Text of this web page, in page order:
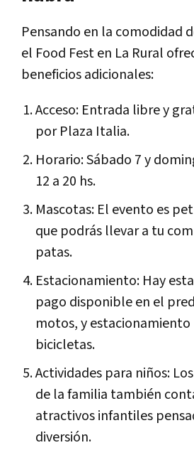
Pensando en la comodidad
el Food Fest en La Rural
beneficios adicionales:
Acceso: Entrada libre y
por Plaza Italia.
Horario: Sábado 7 y
12 a 20 hs.
Mascotas: El evento es
que podrás llevar a tu
patas.
Estacionamiento: Hay
pago disponible en el
motos, y
bicicletas.
Actividades para niños:
de la familia también
atractivos infantiles
diversión.